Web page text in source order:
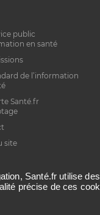
public
en santé
de l’information
Santé.fr
site
Santé.fr utilise
précise de ces